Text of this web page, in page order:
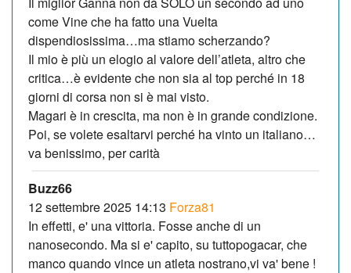
come Vine che ha fatto una Vuelta
dispendiosissima…ma stiamo scherzando?
Il mio è più un elogio al valore dell’atleta, altro che
critica…è evidente che non sia al top perché in 18
giorni di corsa non si è mai visto.
Magari è in crescita, ma non è in grande condizione.
Poi, se volete esaltarvi perché ha vinto un italiano…
va benissimo, per carità
Buzz66
12 settembre 2025 14:13 Forza81
In effetti, e' una vittoria. Fosse anche di un
nanosecondo. Ma si e' capito, su tuttopogacar, che
manco quando vince un atleta nostrano,vi va' bene !